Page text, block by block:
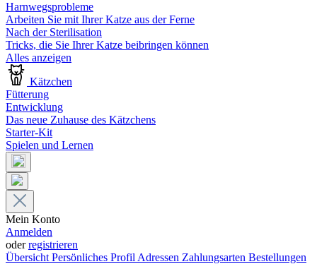
Harnwegsprobleme
Arbeiten Sie mit Ihrer Katze aus der Ferne
Nach der Sterilisation
Tricks, die Sie Ihrer Katze beibringen können
Alles anzeigen
Kätzchen
Fütterung
Entwicklung
Das neue Zuhause des Kätzchens
Starter-Kit
Spielen und Lernen
Mein Konto
Anmelden
oderregistrieren
Übersicht Persönliches Profil Adressen Zahlungsarten Bestellungen